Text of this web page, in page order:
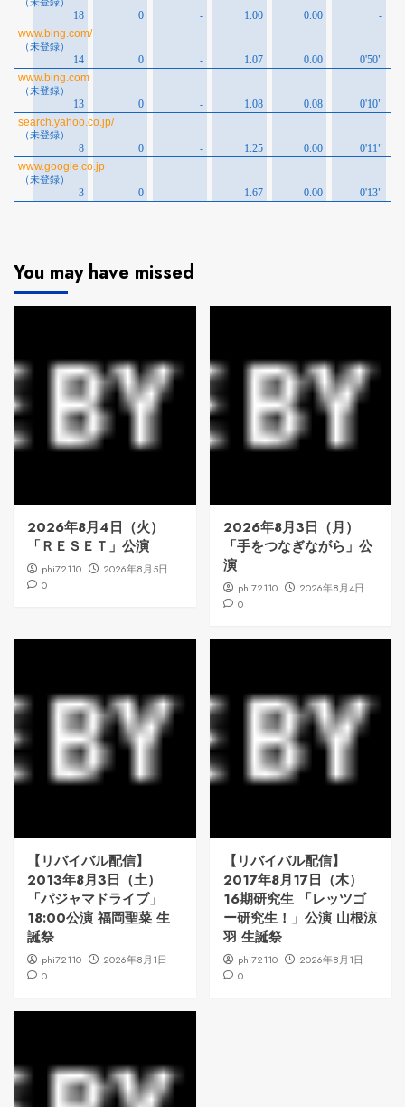
You may have missed
2026年8月4日（火）
「ＲＥＳＥＴ」公演
phi72110
2026年8月5日
0
2026年8月3日（月）
「手をつなぎながら」公
演
phi72110
2026年8月4日
0
【リバイバル配信】
2013年8月3日（土）
「パジャマドライブ」
18:00公演 福岡聖菜 生
誕祭
phi72110
2026年8月1日
0
【リバイバル配信】
2017年8月17日（木）
16期研究生 「レッツゴ
ー研究生！」公演 山根涼
羽 生誕祭
phi72110
2026年8月1日
0